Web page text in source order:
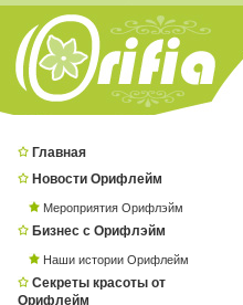
Главная
Новости Орифлейм
Мероприятия Орифлэйм
Бизнес с Орифлэйм
Наши истории Орифлейм
Секреты красоты от
Орифлейм